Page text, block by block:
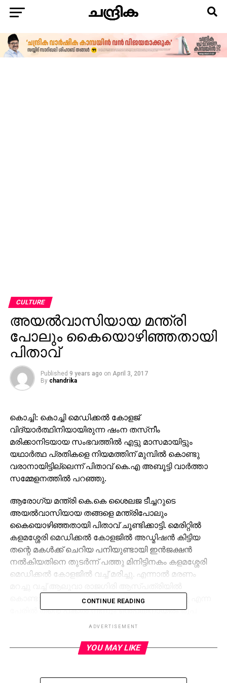
CULTURE
അയല്‍വാസിയായ മന്ത്രി
പോലും കൈയൊഴിഞ്ഞതായി
പിതാവ്
Published 9 years ago on April 3, 2017
By chandrika
കൊച്ചി: കൊച്ചി മെഡിക്കല്‍ കോളജ്
വിദ്യാര്‍ത്ഥിനിയായിരുന്ന ഷംന തസ്‌നീം
മരിക്കാനിടയായ സംഭവത്തില്‍ എട്ടു മാസമായിട്ടും
യഥാര്‍ത്ഥ പ്രതികളെ നിയമത്തിന് മുമ്പില്‍ കൊണ്ടു
വരാനായിട്ടില്ലെന്ന് പിതാവ് കെ.എ അബൂട്ടി വാര്‍ത്താ
സമ്മേളനത്തില്‍ പറഞ്ഞു.
ആരോഗ്യ മന്ത്രി കെ.കെ ശൈലജ ടീച്ചറുടെ
അയല്‍വാസിയായ തങ്ങളെ മന്ത്രിപോലും
കൈയൊഴിഞ്ഞതായി പിതാവ് ചൂണ്ടിക്കാട്ടി. മെരിറ്റില്‍
കളമശ്ശേരി മെഡിക്കല്‍ കോളജില്‍ അഡ്മിഷന്‍ കിട്ടിയ
തന്റെ മകള്‍ക്ക് ചെറിയ പനിയുണ്ടായി ഇന്‍ജക്ഷന്‍
നല്‍കിയതിനെ തുടര്‍ന്ന് പത്തു മിനിട്ടിനകം കളമശ്ശേരി
മെഡിക്കല്‍ കോളജില്‍ വച്ച് മരിച്ചു. എന്നാല്‍ മരണം
കൊണ്ടുപോയി മണിക്കൂറുകളോളം ചികില്‍സിച്ചു എന്ന
പേരില്‍ തന്റെ പക്കല്‍ നിന്നും ഒന്‍പതിനായിരം രൂപ
ബില്ലായി ഈടാക്കി. കളമശ്ശേരി മെഡിക്കല്‍ കോളജിലെ
ഇതിനുത്തരവാദികളായവരെ സംരക്ഷിക്കുകയാണ്.
CONTINUE READING
ADVERTISEMENT
YOU MAY LIKE